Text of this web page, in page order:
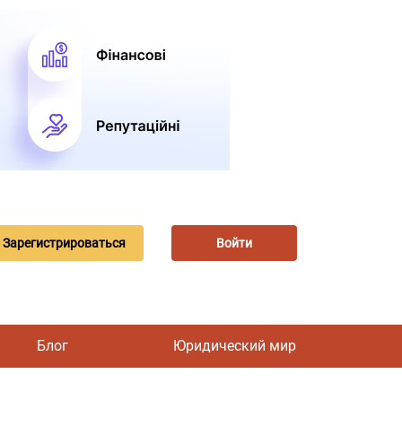
Зарегистрироваться Войти
Блог Юридический мир